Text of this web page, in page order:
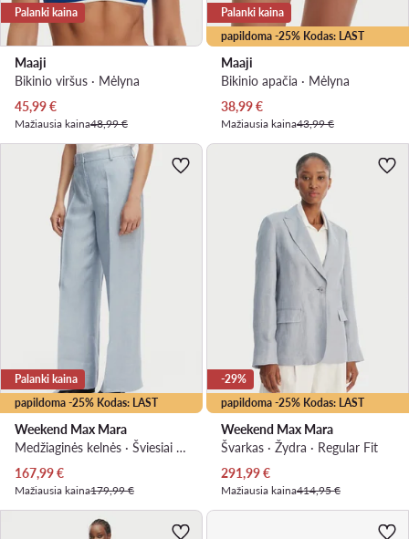
Palanki kaina
Maaji
Bikinio viršus · Mėlyna
Dabartinė kaina
45,99€
Mažiausia kaina48,99 €
papildoma -25% Kodas: LAST
Palanki kaina
Maaji
Bikinio apačia · Mėlyna
Dabartinė kaina
38,99€
Mažiausia kaina43,99 €
papildoma -25% Kodas: LAST
Palanki kaina
Weekend Max Mara
Medžiaginės kelnės · Šviesiai mėlyna · Regular Fit
Dabartinė kaina
167,99€
Mažiausia kaina179,99 €
papildoma -25% Kodas: LAST
-29%
Weekend Max Mara
Švarkas · Žydra · Regular Fit
Dabartinė kaina
291,99€
Mažiausia kaina414,95 €